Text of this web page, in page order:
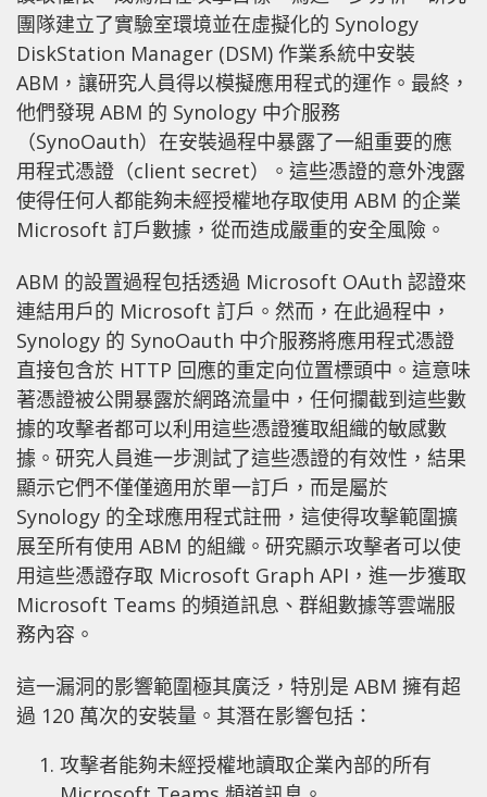
團隊建立了實驗室環境並在虛擬化的 Synology
DiskStation Manager (DSM) 作業系統中安裝
ABM，讓研究人員得以模擬應用程式的運作。最終，
他們發現 ABM 的 Synology 中介服務
（SynoOauth）在安裝過程中暴露了一組重要的應
用程式憑證（client secret）。這些憑證的意外洩露
使得任何人都能夠未經授權地存取使用 ABM 的企業
Microsoft 訂戶數據，從而造成嚴重的安全風險。
ABM 的設置過程包括透過 Microsoft OAuth 認證來
連結用戶的 Microsoft 訂戶。然而，在此過程中，
Synology 的 SynoOauth 中介服務將應用程式憑證
直接包含於 HTTP 回應的重定向位置標頭中。這意味
著憑證被公開暴露於網路流量中，任何攔截到這些數
據的攻擊者都可以利用這些憑證獲取組織的敏感數
據。研究人員進一步測試了這些憑證的有效性，結果
顯示它們不僅僅適用於單一訂戶，而是屬於
Synology 的全球應用程式註冊，這使得攻擊範圍擴
展至所有使用 ABM 的組織。研究顯示攻擊者可以使
用這些憑證存取 Microsoft Graph API，進一步獲取
Microsoft Teams 的頻道訊息、群組數據等雲端服
務內容。
這一漏洞的影響範圍極其廣泛，特別是 ABM 擁有超
過 120 萬次的安裝量。其潛在影響包括：
攻擊者能夠未經授權地讀取企業內部的所有